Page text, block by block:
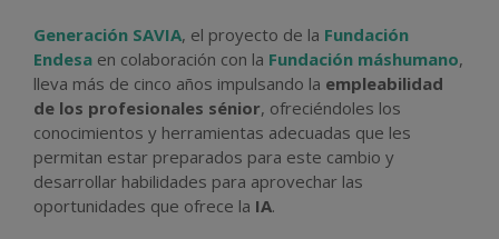
Generación SAVIA, el proyecto de la Fundación
Endesa en colaboración con la Fundación máshumano,
lleva más de cinco años impulsando la empleabilidad
de los profesionales sénior, ofreciéndoles los
conocimientos y herramientas adecuadas que les
permitan estar preparados para este cambio y
desarrollar habilidades para aprovechar las
oportunidades que ofrece la IA.